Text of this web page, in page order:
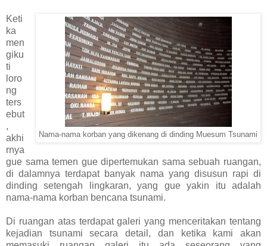
Nama-nama korban yang dikenang di dinding Muesum Tsunami
Keti
ka
men
giku
ti
loro
ng
ters
ebut
,
akhi
rnya
gue sama temen gue dipertemukan sama sebuah ruangan,
di dalamnya terdapat banyak nama yang disusun rapi di
dinding setengah lingkaran, yang gue yakin itu adalah
nama-nama korban bencana tsunami.
Di ruangan atas terdapat galeri yang menceritakan tentang
kejadian tsunami secara detail, dan ketika kami akan